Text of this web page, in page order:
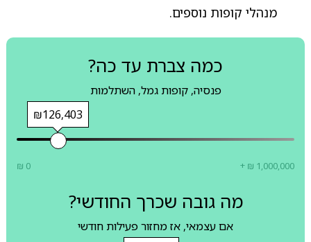
מנהלי קופות נוספים.
כמה צברת עד כה?
פנסיה, קופות גמל, השתלמות
₪126,403
₪ 0 + ₪ 1,000,000
מה גובה שכרך החודשי?
אם עצמאי, אז מחזור פעילות חודשי